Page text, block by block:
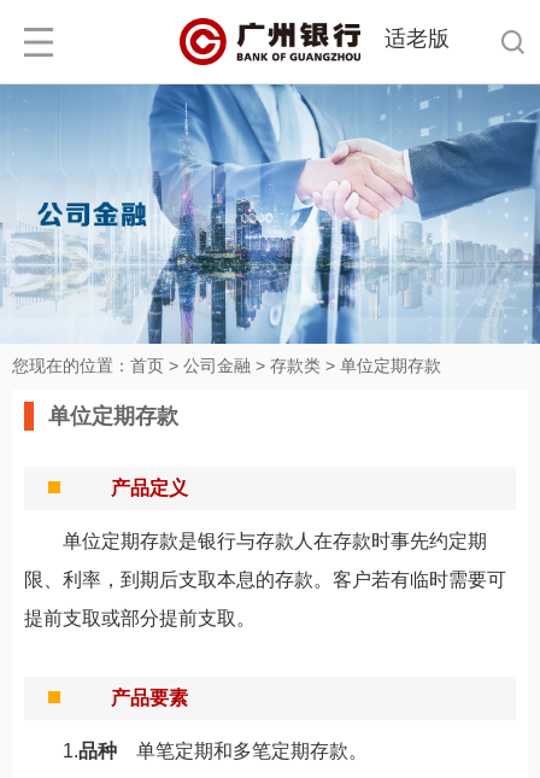
适老版
您现在的位置： 首页 > 公司金融 > 存款类 > 单位定期存款
单位定期存款
产品定义
单位定期存款是银行与存款人在存款时事先约定期
限、利率，到期后支取本息的存款。客户若有临时需要可
提前支取或部分提前支取。
产品要素
1.品种
单笔定期和多笔定期存款。